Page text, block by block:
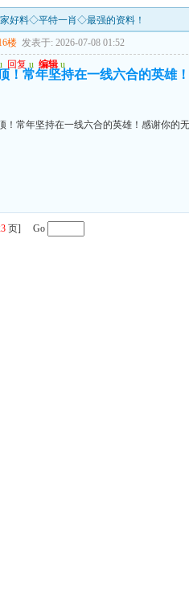
好料◇平特一肖◇最强的资料！
楼 发表于: 2026-07-08 01:52
回复 u 编辑 u
！常年坚持在一线六合的英雄
！常年坚持在一线六合的英雄！感谢你的
页] Go